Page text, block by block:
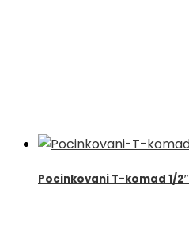
Pocinkovani T-komad 1/2″